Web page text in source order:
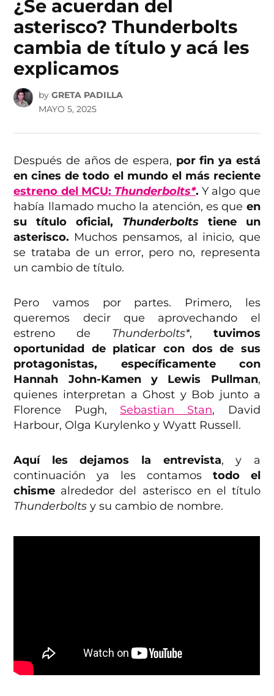
¿Se acuerdan del
asterisco? Thunderbolts
cambia de título y acá les
explicamos
by GRETA PADILLA
MAYO 5, 2025
Después de años de espera, por fin ya está
en cines de todo el mundo el más reciente
estreno del MCU: Thunderbolts*. Y algo que
había llamado mucho la atención, es que en
su título oficial, Thunderboltstiene un
asterisco. Muchos pensamos, al inicio, que
se trataba de un error, pero no, representa
un cambio de título.
Pero vamos por partes. Primero, les
queremos decir que aprovechando el
estreno de Thunderbolts*, tuvimos
oportunidad de platicar con dos de sus
protagonistas, específicamente con
Hannah John-Kamen y Lewis Pullman,
quienes interpretan a Ghost y Bob junto a
Florence Pugh, Sebastian Stan, David
Harbour, Olga Kurylenko y Wyatt Russell.
Aquí les dejamos la entrevista, y a
continuación ya les contamostodo el
chisme alrededor del asterisco en el título
Thunderbolts y su cambio de nombre.